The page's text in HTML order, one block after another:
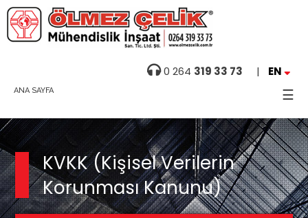
0 264 319 33 73 | EN
ANA SAYFA ☰
Foto
Galeri
Projeler
KVKK (Kişisel Verilerin
Korunması Kanunu)